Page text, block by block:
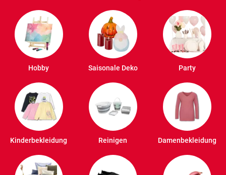
Hobby Saisonale Deko Party
Kinderbekleidung Reinigen Damenbekleidung